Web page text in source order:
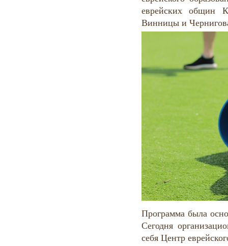
еврейских общин
Винницы и
Программа была
Сегодня
себя Центр